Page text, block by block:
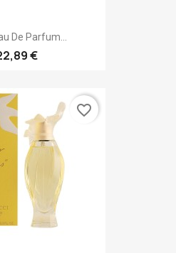
De Parfum...
€
favorite_border